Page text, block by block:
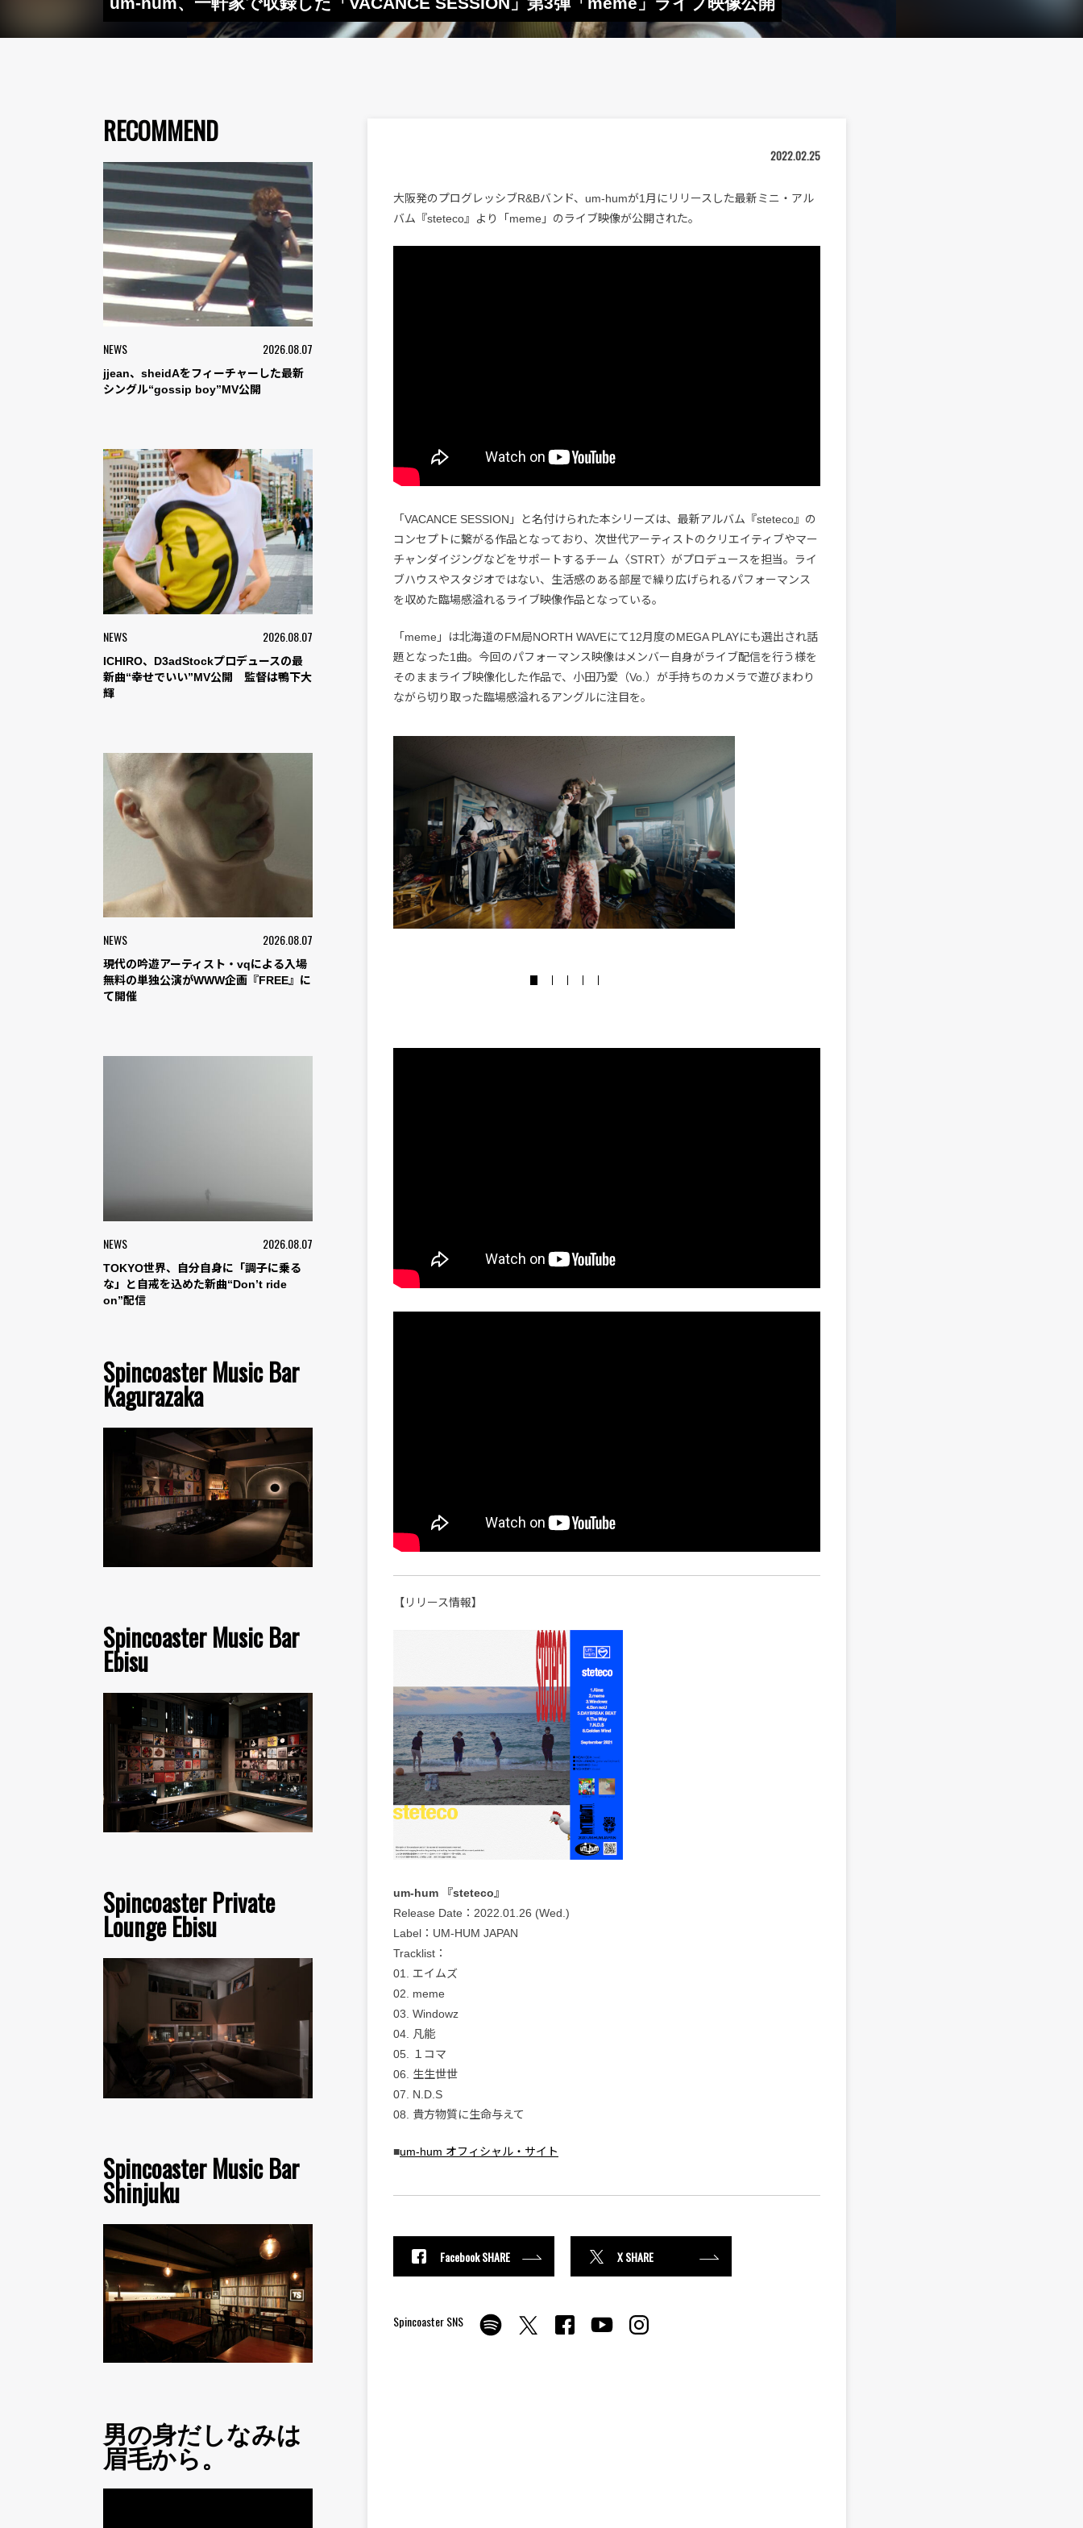
RECOMMEND
NEWS 2026.08.07
jjean、sheidAをフィーチャーした最新
シングル“gossip boy”MV公開
NEWS 2026.08.07
ICHIRO、D3adStockプロデュースの最
新曲“幸せでいい”MV公開 監督は鴨下大
輝
NEWS 2026.08.07
現代の吟遊アーティスト・vqによる入場
無料の単独公演がWWW企画『FREE』に
て開催
NEWS 2026.08.07
TOKYO世界、自分自身に「調子に乗る
な」と自戒を込めた新曲“Don’t ride
on”配信
Spincoaster Music Bar
Kagurazaka
Spincoaster Music Bar
Ebisu
Spincoaster Private
Lounge Ebisu
Spincoaster Music Bar
Shinjuku
男の身だしなみは
眉毛から。
2022.02.25
大阪発のプログレッシブR&Bバンド、um-humが1月にリリースした最新ミニ・アル
バム『steteco』より「meme」のライブ映像が公開された。
「VACANCE SESSION」と名付けられた本シリーズは、最新アルバム『steteco』の
コンセプトに繋がる作品となっており、次世代アーティストのクリエイティブやマー
チャンダイジングなどをサポートするチーム〈STRT〉がプロデュースを担当。ライ
ブハウスやスタジオではない、生活感のある部屋で繰り広げられるパフォーマンス
を収めた臨場感溢れるライブ映像作品となっている。
「meme」は北海道のFM局NORTH WAVEにて12月度のMEGA PLAYにも選出され話
題となった1曲。今回のパフォーマンス映像はメンバー自身がライブ配信を行う様を
そのままライブ映像化した作品で、小田乃愛（Vo.）が手持ちのカメラで遊びまわり
ながら切り取った臨場感溢れるアングルに注目を。
【リリース情報】
um-hum 『steteco』
Release Date：2022.01.26 (Wed.)
Label：UM-HUM JAPAN
Tracklist：
01. エイムズ
02. meme
03. Windowz
04. 凡能
05. １コマ
06. 生生世世
07. N.D.S
08. 貴方物質に生命与えて
■um-hum オフィシャル・サイト
Facebook SHARE X SHARE
Spincoaster SNS